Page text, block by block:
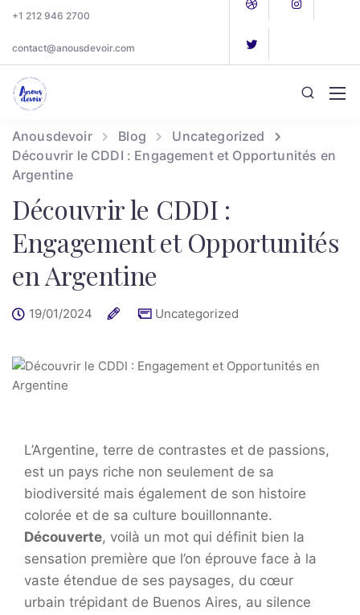
+1 212 946 2700
contact@anousdevoir.com
Anousdevoir Blog
Uncategorized
Découvrir le CDDI : Engagement et Opportunités en
Argentine
Découvrir le CDDI :
Engagement et Opportunités
en Argentine
19/01/2024 Uncategorized
L’Argentine, terre de contrastes et de passions,
est un pays riche non seulement de sa
biodiversité mais également de son histoire
colorée et de sa culture bouillonnante.
Découverte, voilà un mot qui définit bien la
sensation première que l’on éprouve face à la
vaste étendue de ses paysages, du cœur
urbain trépidant de Buenos Aires, au silence